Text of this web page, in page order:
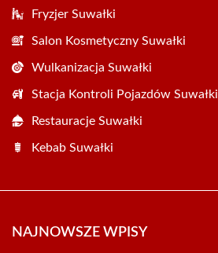
Fryzjer Suwałki
Salon Kosmetyczny Suwałki
Wulkanizacja Suwałki
Stacja Kontroli Pojazdów Suwałki
Restauracje Suwałki
Kebab Suwałki
NAJNOWSZE WPISY